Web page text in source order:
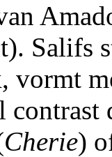
Salifs
vormt
Cherie)